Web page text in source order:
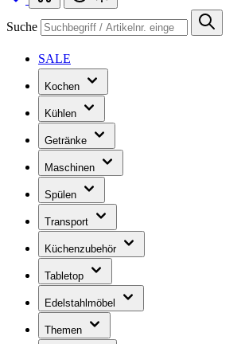
Suche
SALE
Kochen
Kühlen
Getränke
Maschinen
Spülen
Transport
Küchenzubehör
Tabletop
Edelstahlmöbel
Themen